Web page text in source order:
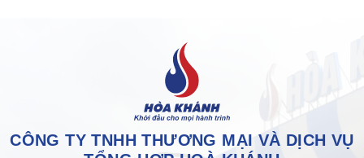
CÔNG TY TNHH THƯƠNG MẠI VÀ DỊCH VỤ